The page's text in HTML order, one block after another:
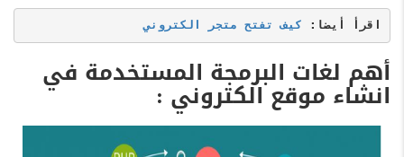
اقرأ أيضا: كيف تفتح متجر الكتروني
أهم لغات البرمجة المستخدمة في
انشاء موقع الكتروني :